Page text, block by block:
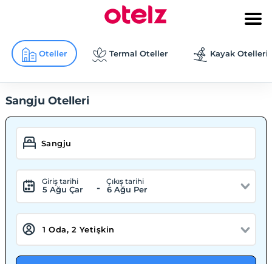
Oteller Termal Oteller Kayak Otelleri
Sangju Otelleri
Giriş tarihi
5 Ağu Çar -
Çıkış tarihi
6 Ağu Per